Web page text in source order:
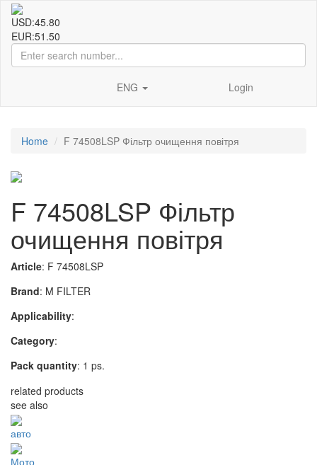
USD:45.80
EUR:51.50
ENG Login
Home F 74508LSP Фільтр очищення повітря
F 74508LSP Фільтр
очищення повітря
Article: F 74508LSP
Brand: M FILTER
Applicability:
Category:
Pack quantity: 1 ps.
related products
see also
авто
Мото